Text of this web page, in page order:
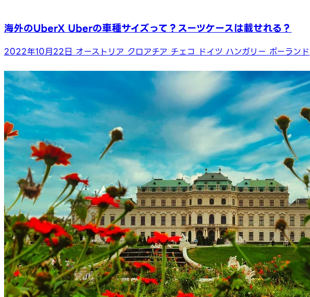
海外のUberX Uberの車種サイズって？スーツケースは載せれる？
2022年10月22日 オーストリア クロアチア チェコ ドイツ ハンガリー ポーランド